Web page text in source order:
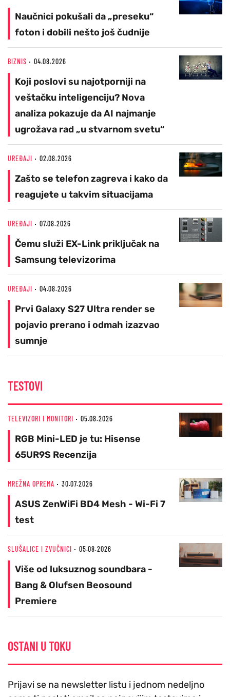
Naučnici pokušali da „preseku“
foton i dobili nešto još čudnije
BIZNIS 04.08.2026
Koji poslovi su najotporniji na
veštačku inteligenciju? Nova
analiza pokazuje da AI najmanje
ugrožava rad „u stvarnom svetu“
UREĐAJI 02.08.2026
Zašto se telefon zagreva i kako da
reagujete u takvim situacijama
UREĐAJI 07.08.2026
Čemu služi EX-Link priključak na
Samsung televizorima
UREĐAJI 04.08.2026
Prvi Galaxy S27 Ultra render se
pojavio prerano i odmah izazvao
sumnje
TESTOVI
TELEVIZORI I MONITORI 05.08.2026
RGB Mini-LED je tu: Hisense
65UR9S Recenzija
MREŽNA OPREMA 30.07.2026
ASUS ZenWiFi BD4 Mesh - Wi-Fi 7
test
SLUŠALICE I ZVUČNICI 05.08.2026
Više od luksuznog soundbara -
Bang & Olufsen Beosound
Premiere
OSTANI U TOKU
Prijavi se na newsletter listu i jednom nedeljno